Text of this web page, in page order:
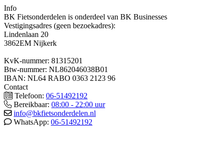
Info
BK Fietsonderdelen is onderdeel van BK Businesses
Vestigingsadres (geen bezoekadres):
Lindenlaan 20
3862EM Nijkerk
KvK-nummer: 81315201
Btw-nummer: NL862046038B01
IBAN: NL64 RABO 0363 2123 96
Contact
Telefoon: 06-51492192
Bereikbaar: 08:00 - 22:00 uur
info@bkfietsonderdelen.nl
WhatsApp: 06-51492192